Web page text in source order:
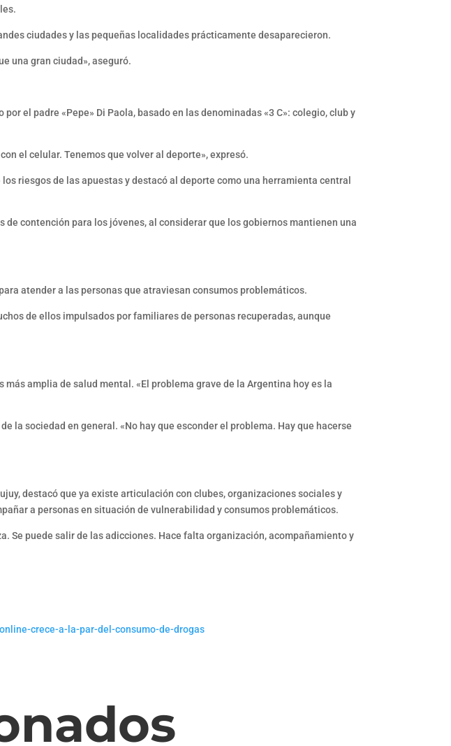
ciudades y las pequeñas localidades prácticamente desaparecieron.
una gran ciudad», aseguró.
el padre «Pepe» Di Paola, basado en las denominadas «3 C»: colegio, club y
el celular. Tenemos que volver al deporte», expresó.
riesgos de las apuestas y destacó al deporte como una herramienta central
contención para los jóvenes, al considerar que los gobiernos mantienen una
atender a las personas que atraviesan consumos problemáticos.
de ellos impulsados por familiares de personas recuperadas, aunque
amplia de salud mental. «El problema grave de la Argentina hoy es la
la sociedad en general. «No hay que esconder el problema. Hay que hacerse
destacó que ya existe articulación con clubes, organizaciones sociales y
a personas en situación de vulnerabilidad y consumos problemáticos.
Se puede salir de las adicciones. Hace falta organización, acompañamiento y
crece-a-la-par-del-consumo-de-drogas